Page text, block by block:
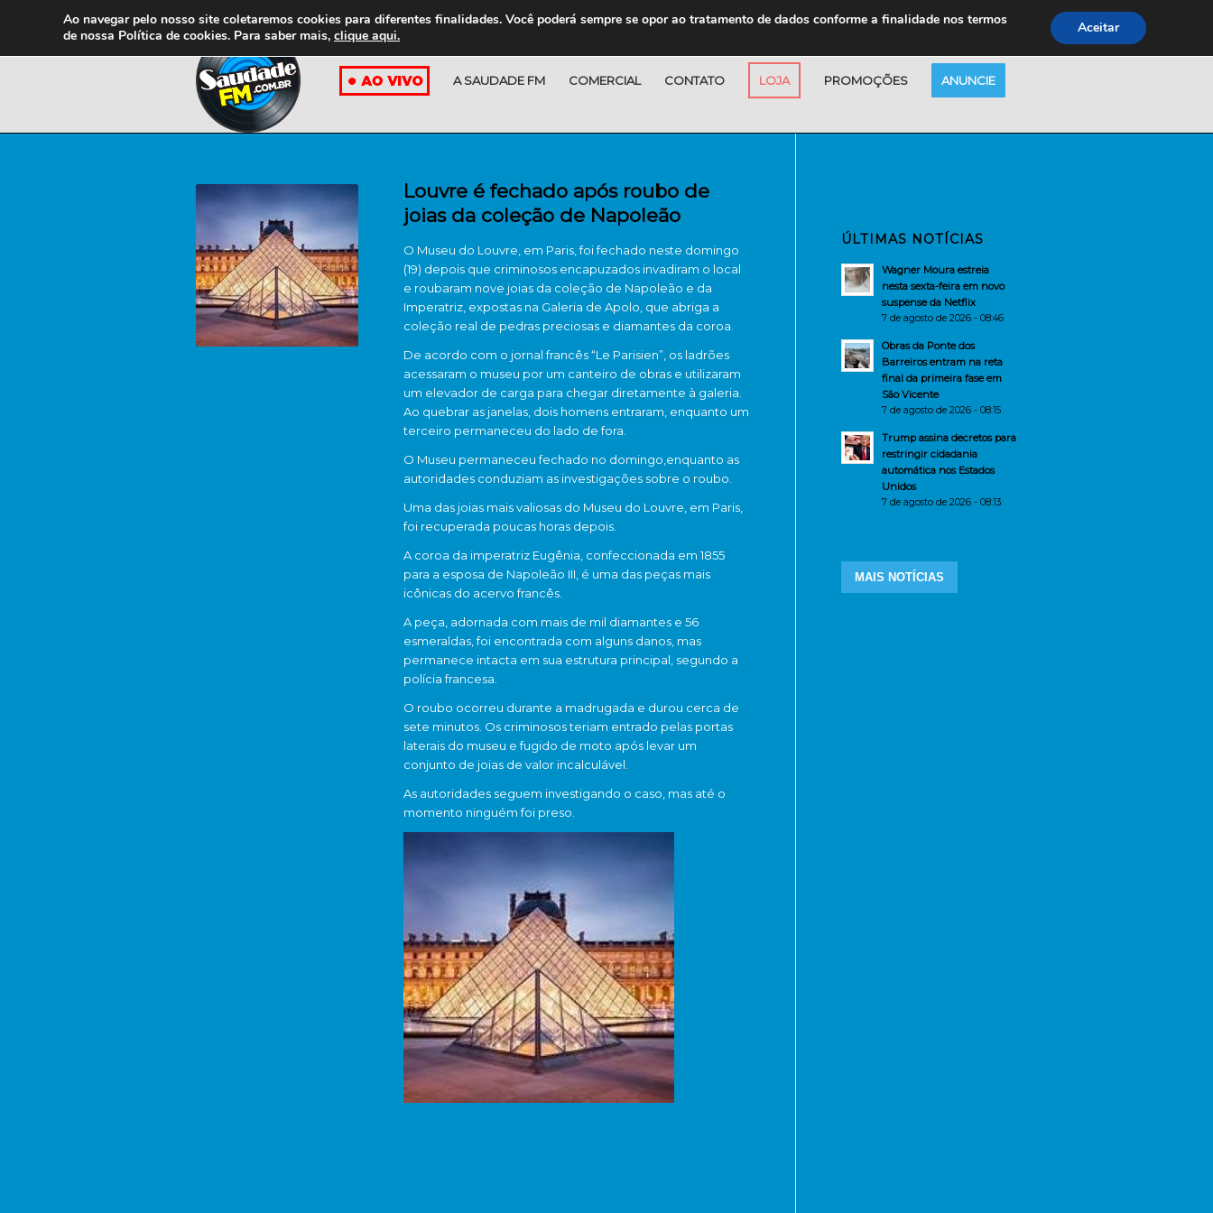
A SAUDADE FM COMERCIAL CONTATO LOJA PROMOÇÕES ANUNCIE
Louvre é fechado após roubo de
joias da coleção de Napoleão
O Museu do Louvre, em Paris, foi fechado neste domingo
(19) depois que criminosos encapuzados invadiram o local
e roubaram nove joias da coleção de Napoleão e da
Imperatriz, expostas na Galeria de Apolo, que abriga a
coleção real de pedras preciosas e diamantes da coroa.
De acordo com o jornal francês “Le Parisien”, os ladrões
acessaram o museu por um canteiro de obras e utilizaram
um elevador de carga para chegar diretamente à galeria.
Ao quebrar as janelas, dois homens entraram, enquanto um
terceiro permaneceu do lado de fora.
O Museu permaneceu fechado no domingo,enquanto as
autoridades conduziam as investigações sobre o roubo.
Uma das joias mais valiosas do Museu do Louvre, em Paris,
foi recuperada poucas horas depois.
A coroa da imperatriz Eugênia, confeccionada em 1855
para a esposa de Napoleão III, é uma das peças mais
icônicas do acervo francês.
A peça, adornada com mais de mil diamantes e 56
esmeraldas, foi encontrada com alguns danos, mas
permanece intacta em sua estrutura principal, segundo a
polícia francesa.
O roubo ocorreu durante a madrugada e durou cerca de
sete minutos. Os criminosos teriam entrado pelas portas
laterais do museu e fugido de moto após levar um
conjunto de joias de valor incalculável.
As autoridades seguem investigando o caso, mas até o
momento ninguém foi preso.
ÚLTIMAS NOTÍCIAS
Wagner Moura estreia
nesta sexta-feira em novo
suspense da Netflix
7 de agosto de 2026 - 08:46
Obras da Ponte dos
Barreiros entram na reta
final da primeira fase em
São Vicente
7 de agosto de 2026 - 08:15
Trump assina decretos para
restringir cidadania
automática nos Estados
Unidos
7 de agosto de 2026 - 08:13
MAIS NOTÍCIAS
Ao navegar pelo nosso site coletaremos cookies para diferentes finalidades. Você poderá sempre se opor ao tratamento de dados conforme a finalidade nos termos
de nossa Política de cookies. Para saber mais, clique aqui. Aceitar